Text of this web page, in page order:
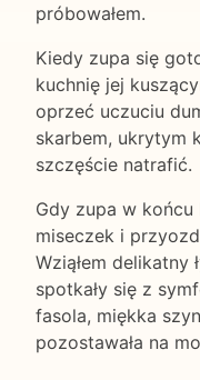
próbowałem.
Kiedy zupa się
kuchnię jej
oprzeć uczuciu
skarbem, ukrytym
szczęście natrafić.
Gdy zupa w końcu
miseczek i
Wziąłem delikatny
spotkały się z
fasola, miękka
pozostawała na